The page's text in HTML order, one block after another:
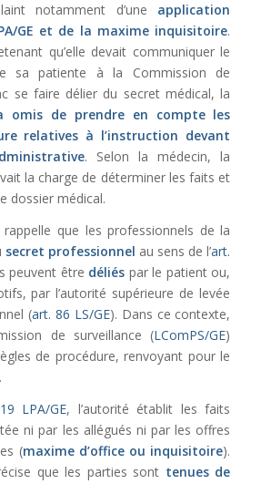
notamment d’une application
GE et de la maxime inquisitoire.
qu’elle devait communiquer le
sa patiente à la Commission de
se faire délier du secret médical, la
omis de prendre en compte les
relatives à l’instruction devant
. Selon la médecin, la
la charge de déterminer les faits et
dossier médical.
que les professionnels de la
secret professionnel au sens de l’art.
peuvent être déliés par le patient ou,
par l’autorité supérieure de levée
(art. 86 LS/GE). Dans ce contexte,
de surveillance (LComPS/GE)
de procédure, renvoyant pour le
LPA/GE, l’autorité établit les faits
ni par les allégués ni par les offres
(maxime d’office ou inquisitoire).
que les parties sont tenues de